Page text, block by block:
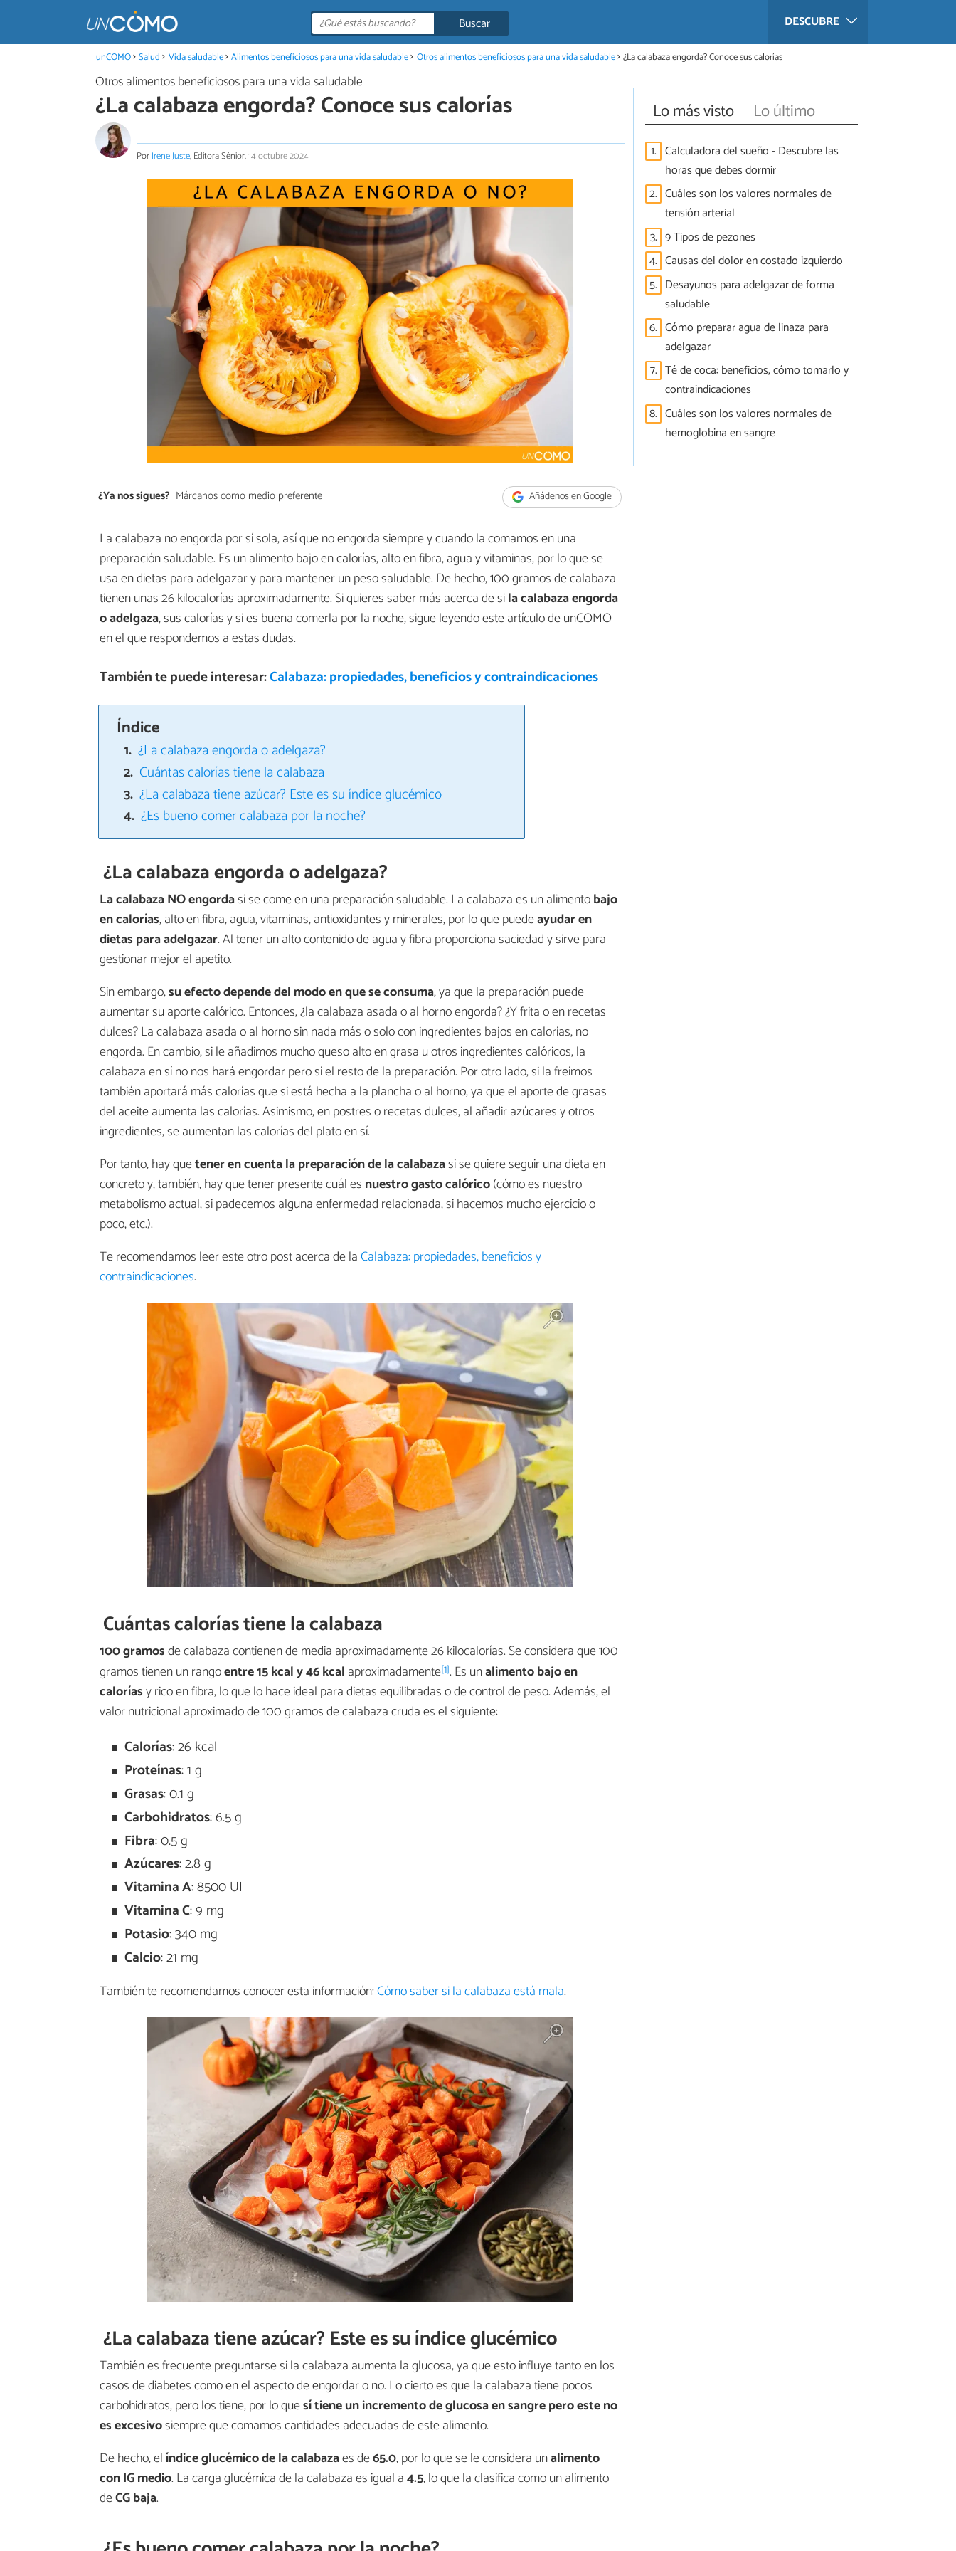
DESCUBRE
Buscar
unCOMO Salud Vida saludable Alimentos beneficiosos para una vida saludable Otros alimentos beneficiosos para una vida saludable ¿La calabaza engorda? Conoce sus calorías
Otros alimentos beneficiosos para una vida saludable
¿La calabaza engorda? Conoce sus calorías
PorIrene Juste, Editora Sénior.14 octubre 2024
¿Ya nos sigues? Márcanos como medio preferente Añádenos en Google
La calabaza no engorda por sí sola, así que no engorda siempre y cuando la comamos en una
preparación saludable. Es un alimento bajo en calorías, alto en fibra, agua y vitaminas, por lo que se
usa en dietas para adelgazar y para mantener un peso saludable. De hecho, 100 gramos de calabaza
tienen unas 26 kilocalorías aproximadamente. Si quieres saber más acerca de sila calabaza engorda
o adelgaza, sus calorías y si es buena comerla por la noche, sigue leyendo este artículo de unCOMO
en el que respondemos a estas dudas.
También te puede interesar:Calabaza: propiedades, beneficios y contraindicaciones
Índice
¿La calabaza engorda o adelgaza?
Cuántas calorías tiene la calabaza
¿La calabaza tiene azúcar? Este es su índice glucémico
¿Es bueno comer calabaza por la noche?
¿La calabaza engorda o adelgaza?
La calabaza NO engordasi se come en una preparación saludable. La calabaza es un alimentobajo
en calorías, alto en fibra, agua, vitaminas, antioxidantes y minerales, por lo que puedeayudar en
dietas para adelgazar. Al tener un alto contenido de agua y fibra proporciona saciedad y sirve para
gestionar mejor el apetito.
Sin embargo,su efecto depende del modo en que se consuma, ya que la preparación puede
aumentar su aporte calórico. Entonces, ¿la calabaza asada o al horno engorda? ¿Y frita o en recetas
dulces? La calabaza asada o al horno sin nada más o solo con ingredientes bajos en calorías, no
engorda. En cambio, si le añadimos mucho queso alto en grasa u otros ingredientes calóricos, la
calabaza en sí no nos hará engordar pero sí el resto de la preparación. Por otro lado, si la freímos
también aportará más calorías que si está hecha a la plancha o al horno, ya que el aporte de grasas
del aceite aumenta las calorías. Asimismo, en postres o recetas dulces, al añadir azúcares y otros
ingredientes, se aumentan las calorías del plato en sí.
Por tanto, hay quetener en cuenta la preparación de la calabazasi se quiere seguir una dieta en
concreto y, también, hay que tener presente cuál es nuestro gasto calórico(cómo es nuestro
metabolismo actual, si padecemos alguna enfermedad relacionada, si hacemos mucho ejercicio o
poco, etc.).
Te recomendamos leer este otro post acerca de laCalabaza: propiedades, beneficios y
contraindicaciones.
Cuántas calorías tiene la calabaza
100 gramosde calabaza contienen de media aproximadamente 26 kilocalorías. Se considera que 100
gramos tienen un rangoentre 15 kcal y 46 kcal aproximadamente[1]. Es unalimento bajo en
caloríasy rico en fibra, lo que lo hace ideal para dietas equilibradas o de control de peso. Además, el
valor nutricional aproximado de 100 gramos de calabaza cruda es el siguiente:
Calorías: 26 kcal
Proteínas: 1 g
Grasas: 0.1 g
Carbohidratos: 6.5 g
Fibra: 0.5 g
Azúcares: 2.8 g
Vitamina A: 8500 UI
Vitamina C: 9 mg
Potasio: 340 mg
Calcio: 21 mg
También te recomendamos conocer esta información:Cómo saber si la calabaza está mala.
¿La calabaza tiene azúcar? Este es su índice glucémico
También es frecuente preguntarse si la calabaza aumenta la glucosa, ya que esto influye tanto en los
casos de diabetes como en el aspecto de engordar o no. Lo cierto es que la calabaza tiene pocos
carbohidratos, pero los tiene, por lo quesí tiene un incremento de glucosa en sangre pero este no
es excesivosiempre que comamos cantidades adecuadas de este alimento.
De hecho, elíndice glucémico de la calabazaes de65.0, por lo que se le considera unalimento
con IG medio. La carga glucémica de la calabaza es igual a4.5, lo que la clasifica como un alimento
deCG baja.
Lo más visto Lo último
1. Calculadora del sueño - Descubre las
horas que debes dormir
2. Cuáles son los valores normales de
tensión arterial
3. 9 Tipos de pezones
4. Causas del dolor en costado izquierdo
5. Desayunos para adelgazar de forma
saludable
6. Cómo preparar agua de linaza para
adelgazar
7. Té de coca: beneficios, cómo tomarlo y
contraindicaciones
8. Cuáles son los valores normales de
hemoglobina en sangre